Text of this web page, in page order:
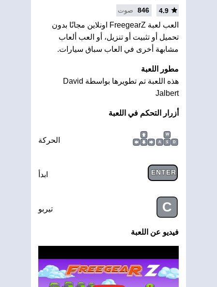
4.9
846 صوت
العب لعبة FreegearZ اونلاين مجانًا بدون
تحميل أو تثبيت أو تنزيل، أو العب ألعاب
مشابهة أخرى في العاب سباق سيارات.
مطور اللعبة
هذه اللعبة تم تطويرها بواسطة David
Jalbert
أزرار التحكم في اللعبة
W
A
S D الحركة
ENTER ابدأ
C تيربو
فيديو عن اللعبة